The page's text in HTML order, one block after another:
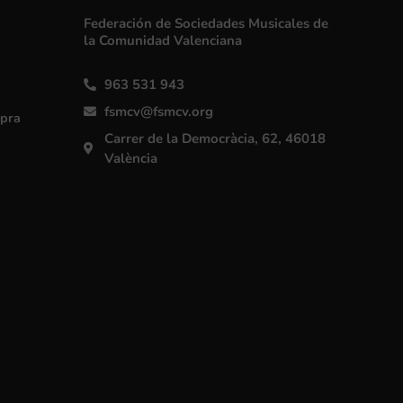
Federación de Sociedades Musicales de
la Comunidad Valenciana
963 531 943
fsmcv@fsmcv.org
Carrer de la Democràcia, 62, 46018
València